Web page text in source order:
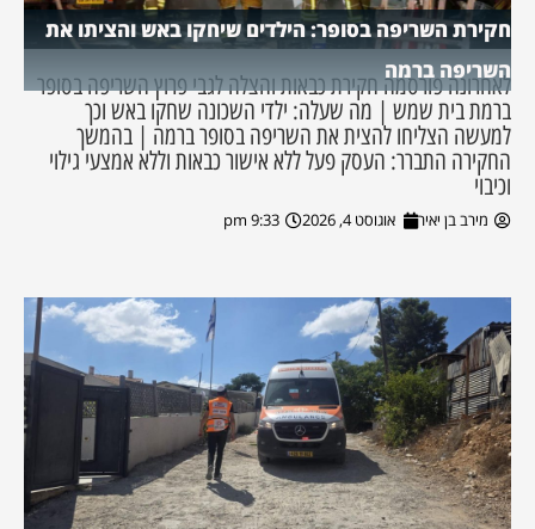
חקירת השריפה בסופר: הילדים שיחקו באש והציתו את
השריפה ברמה
לאחרונה פורסמה חקירת כבאות והצלה לגבי פרוץ השריפה בסופר
ברמת בית שמש | מה שעלה: ילדי השכונה שחקו באש וכך
למעשה הצליחו להצית את השריפה בסופר ברמה | בהמשך
החקירה התברר: העסק פעל ללא אישור כבאות וללא אמצעי גילוי
וכיבוי
מירב בן יאיר אוגוסט 4, 2026 9:33 pm